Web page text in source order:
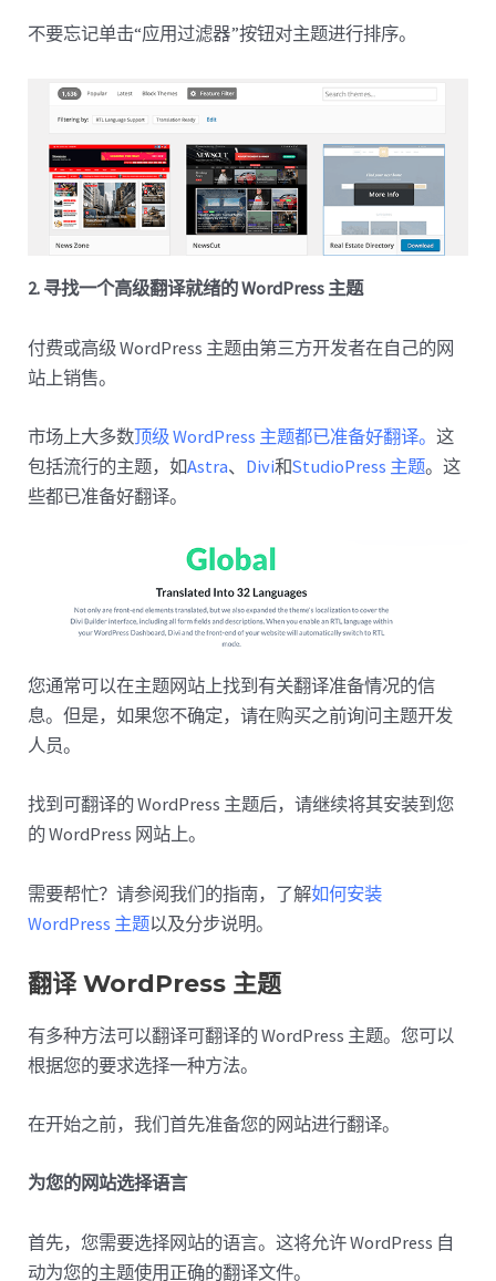
不要忘记单击“应用过滤器”按钮对主题进行排序。
2. 寻找一个高级翻译就绪的 WordPress 主题
付费或高级 WordPress 主题由第三方开发者在自己的网
站上销售。
市场上大多数顶级 WordPress 主题都已准备好翻译。这
包括流行的主题，如Astra、 Divi和StudioPress 主题。这
些都已准备好翻译。
您通常可以在主题网站上找到有关翻译准备情况的信
息。但是，如果您不确定，请在购买之前询问主题开发
人员。
找到可翻译的 WordPress 主题后，请继续将其安装到您
的 WordPress 网站上。
需要帮忙？请参阅我们的指南，了解如何安装
WordPress 主题以及分步说明。
翻译 WordPress 主题
有多种方法可以翻译可翻译的 WordPress 主题。您可以
根据您的要求选择一种方法。
在开始之前，我们首先准备您的网站进行翻译。
为您的网站选择语言
首先，您需要选择网站的语言。这将允许 WordPress 自
动为您的主题使用正确的翻译文件。